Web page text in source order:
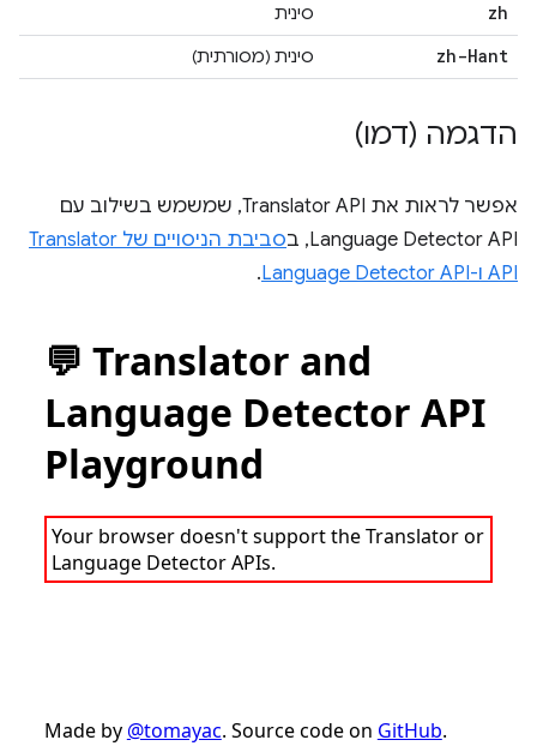
zh סינית
zh-Hant סינית (מסורתית)
הדגמה (דמו)
אפשר לראות את Translator API, שמשמש בשילוב עם
Language Detector API, ב
סביבת הניסויים של Translator
API ו-Language Detector API
.